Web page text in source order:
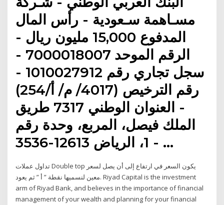
مسـاهمة سـعودية - رأس المال
المدفوع 15,000 مليون ريال -
الرقم الموحد 7000018007 -
سجل تجاري رقم 1010027912 -
رقم الترخيص (4017/ م/ أ/254)
- العنوان الوطني 7317 طريق
الملك فيصل، المربع، وحدة رقم
1، الرياض 12613-3536 - …
تداول عملات Double top يكون السعر في ارتفاع إلى أن يصل لسعر
معين لنسميها نقطة ” أ ” ثم يعود. Riyad Capital is the investment
arm of Riyad Bank, and believes in the importance of financial
management of your wealth and planning for your financial